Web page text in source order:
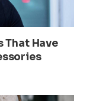
That Have